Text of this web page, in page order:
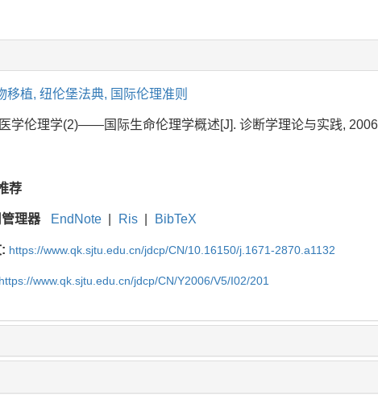
移植, 纽伦堡法典, 国际伦理准则
学伦理学(2)——国际生命伦理学概述[J]. 诊断学理论与实践,
荐
理器 EndNote Ris BibTeX
https://www.qk.sjtu.edu.cn/jdcp/CN/10.16150/j.1671-2870.a1132
https://www.qk.sjtu.edu.cn/jdcp/CN/Y2006/V5/I02/201